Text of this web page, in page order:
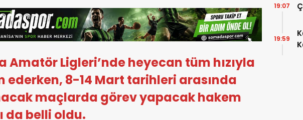
Amatör Ligleri’nde heyecan tüm hızıyla
ederken, 8-14 Mart tarihleri arasında
maçlarda görev yapacak hakem
da belli oldu.
19:07
19:59